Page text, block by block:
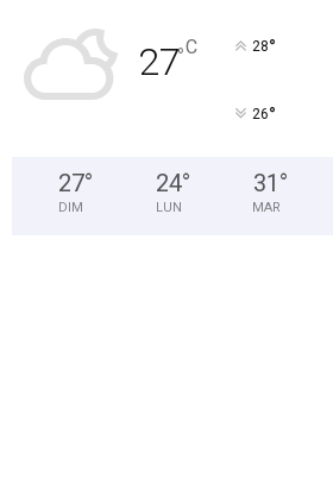
27°C 28°
26°
27°
DIM
24°
LUN
31 °
MAR